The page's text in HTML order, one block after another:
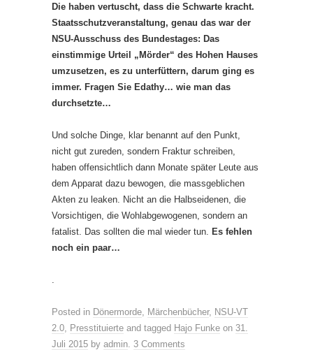
Die haben vertuscht, dass die Schwarte kracht.
Staatsschutzveranstaltung, genau das war der
NSU-Ausschuss des Bundestages: Das
einstimmige Urteil „Mörder“ des Hohen Hauses
umzusetzen, es zu unterfüttern, darum ging es
immer. Fragen Sie Edathy… wie man das
durchsetzte…
Und solche Dinge, klar benannt auf den Punkt,
nicht gut zureden, sondern Fraktur schreiben,
haben offensichtlich dann Monate später Leute aus
dem Apparat dazu bewogen, die massgeblichen
Akten zu leaken. Nicht an die Halbseidenen, die
Vorsichtigen, die Wohlabgewogenen, sondern an
fatalist. Das sollten die mal wieder tun.
Es fehlen
noch ein paar…
Posted in Dönermorde Märchenbücher, NSU-VT
2.0
Presstituierte and tagged Hajo Funke on 31.
Juli 2015 by admin 3 Comments